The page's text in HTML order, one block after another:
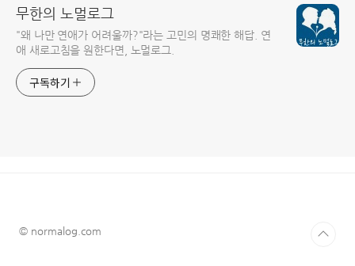
무한의 노멀로그
"왜 나만 연애가 어려울까?"라는 고민의 명쾌한 해답. 연
애 새로고침을 원한다면, 노멀로그.
구독하기
© normalog.com